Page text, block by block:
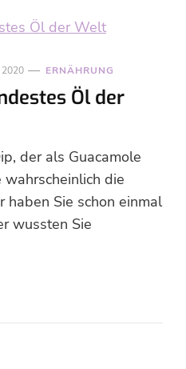
2020 ERNÄHRUNG
Öl der
der als Guacamole
wahrscheinlich die
Sie schon einmal
wussten Sie